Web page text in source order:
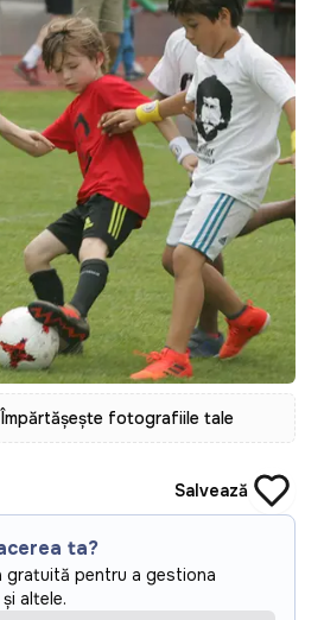
fotografiile tale
Salvează
ta?
gratuită pentru a gestiona
altele.